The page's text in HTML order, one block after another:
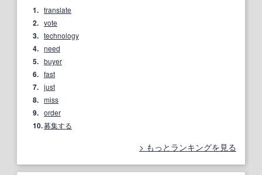
1. translate
2. vote
3. technology
4. need
5. buyer
6. fast
7. just
8. miss
9. order
10.募集する
もっとランキングを見る